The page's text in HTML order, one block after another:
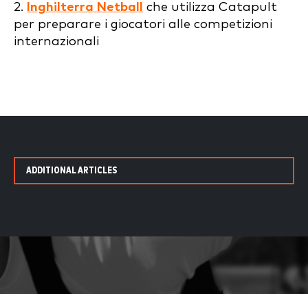
2. Inghilterra Netball
che utilizza Catapult
per preparare i giocatori alle competizioni
internazionali
ADDITIONAL ARTICLES